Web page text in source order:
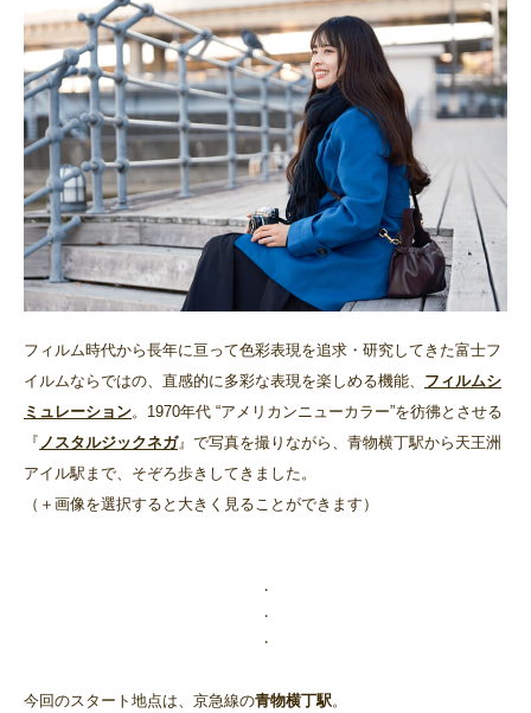
フィルム時代から長年に亘って色彩表現を追求・研究してきた富士フ
イルムならではの、直感的に多彩な表現を楽しめる機能、 フィルムシ
ミュレーション。1970年代 “アメリカンニューカラー”を彷彿とさせる
『ノスタルジックネガ』で写真を撮りながら、青物横丁駅から天王洲
アイル駅まで、そぞろ歩きしてきました。
（＋画像を選択すると大きく見ることができます）
・
・
・
今回のスタート地点は、京急線の青物横丁駅。